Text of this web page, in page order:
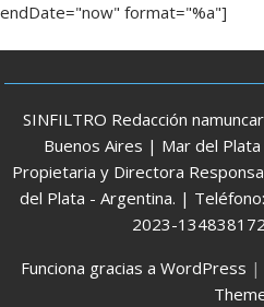
endDate="now" format="%a"]
SINFILTRO Redacción
Buenos Aires | Mar del
Propietaria y Directora
del Plata - Argentina. |
2023-
Funciona gracias a WordPress |